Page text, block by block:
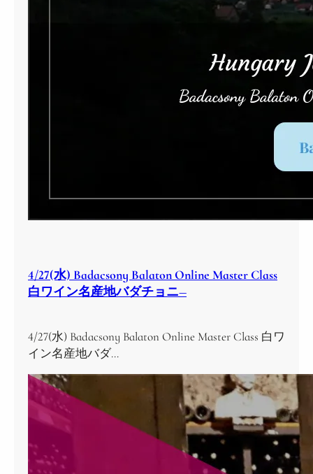
4/27(水) Badacsony Balaton Online Master Class
白ワイン名産地バダチョニ―
4/27(水) Badacsony Balaton Online Master Class 白ワ
イン名産地バダ…